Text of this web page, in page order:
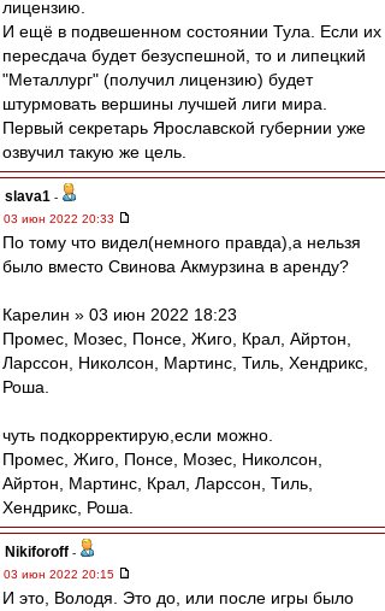
лицензию.
И ещё в подвешенном состоянии Тула. Если их
пересдача будет безуспешной, то и липецкий
"Металлург" (получил лицензию) будет
штурмовать вершины лучшей лиги мира.
Первый секретарь Ярославской губернии уже
озвучил такую же цель.
slava1 -
03 июн 2022 20:33
По тому что видел(немного правда),а нельзя
было вместо Свинова Акмурзина в аренду?
Карелин » 03 июн 2022 18:23
Промес, Мозес, Понсе, Жиго, Крал, Айртон,
Ларссон, Николсон, Мартинс, Тиль, Хендрикс,
Роша.
чуть подкорректирую,если можно.
Промес, Жигo, Понсе, Мозес, Николсон,
Айртон, Мартинс, Крал, Ларссон, Тиль,
Хендрикс, Роша.
Nikiforoff -
03 июн 2022 20:15
И это, Володя. Это до, или после игры было